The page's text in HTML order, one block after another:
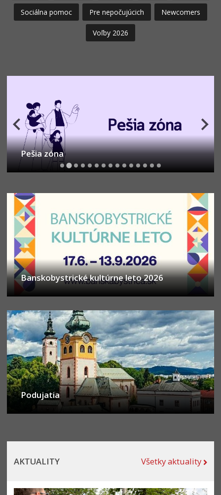
Sociálna pomoc Pre nepočujúcich Newcomers
Voľby 2026
Pešia zóna
Banskobystrické kultúrne leto 2026
Podujatia
AKTUALITY Všetky aktuality